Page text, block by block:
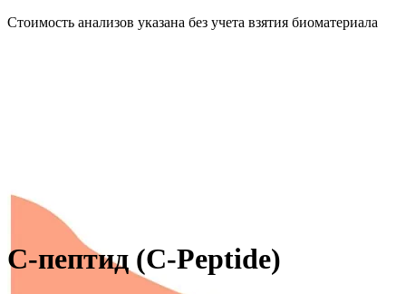
Cтоимость анализов указана без учета взятия биоматериала
C-пептид (C-Peptide)